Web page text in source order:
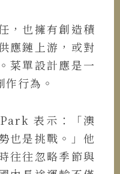
，也擁有創造積
應鏈上游，或對
菜單設計應是一
行為。
表示：「澳
也是挑戰。」他
往往忽略季節與